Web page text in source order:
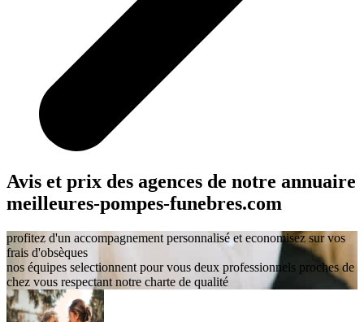
Avis et prix des agences de notre annuaire
meilleures-pompes-funebres.com
profitez d'un accompagnement personnalisé et economisez sur vos
frais d'obsèques
nos équipes selectionnent pour vous deux professionnels proches de
chez vous respectant notre charte de qualité